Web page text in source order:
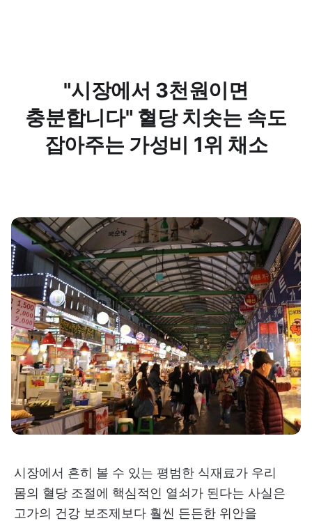
"시장에서 3천원이면
충분합니다" 혈당 치솟는 속도
잡아주는 가성비 1위 채소
시장에서 흔히 볼 수 있는 평범한 식재료가 우리
몸의 혈당 조절에 핵심적인 열쇠가 된다는 사실은
고가의 건강 보조제보다 훨씬 든든한 위안을